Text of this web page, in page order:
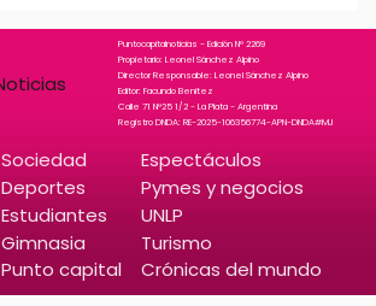
Puntocapitalnoticias - Edición N° 2269
Propietario: Leonel Sánchez Alpino
Director Responsable: Leonel Sánchez Alpino
Editor: Facundo Benitez
Calle 71 N°25 1/2 - La Plata - Argentina
Registro DNDA: RE-2025-106356774-APN-DNDA#MJ
Sociedad
Deportes
Estudiantes
Gimnasia
Punto capital
Espectáculos
Pymes y negocios
UNLP
Turismo
Crónicas del mundo